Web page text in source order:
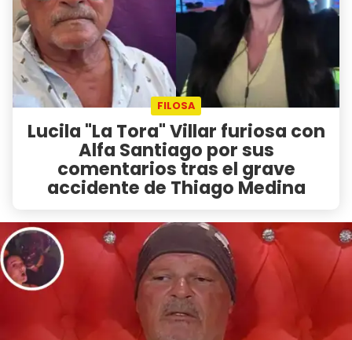
FILOSA
Lucila "La Tora" Villar furiosa con
Alfa Santiago por sus
comentarios tras el grave
accidente de Thiago Medina